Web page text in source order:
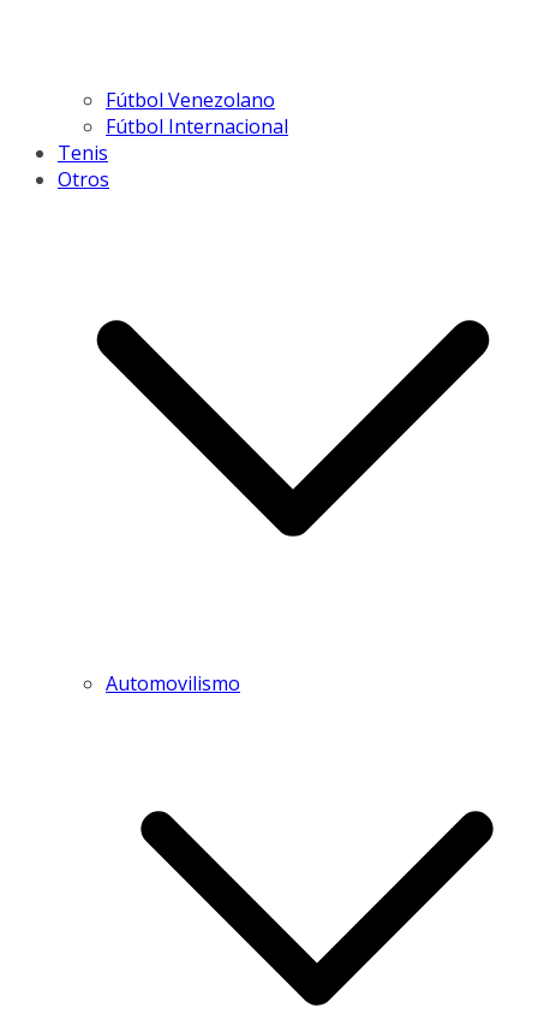
Fútbol Venezolano
Fútbol Internacional
Tenis
Otros
Automovilismo